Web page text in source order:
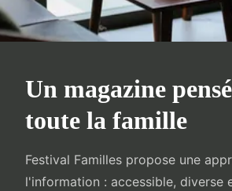
Un magazine
toute la famille
Festival Familles propose une
l'information : accessible, diverse